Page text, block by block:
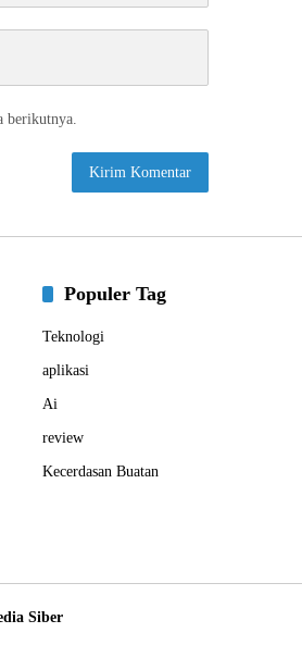
berikutnya.
Populer Tag
Teknologi
aplikasi
Ai
review
Kecerdasan Buatan
Siber